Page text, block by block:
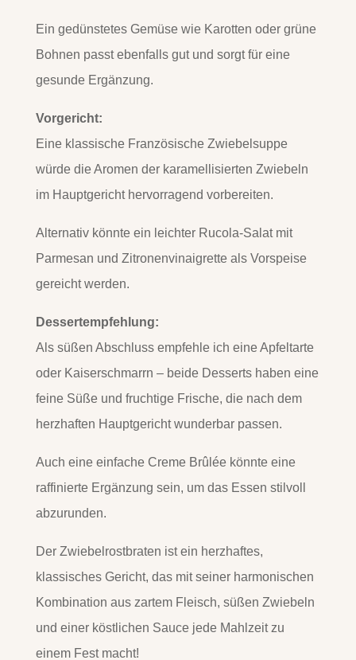
Ein gedünstetes Gemüse wie Karotten oder grüne
Bohnen passt ebenfalls gut und sorgt für eine
gesunde Ergänzung.
Vorgericht:
Eine klassische Französische Zwiebelsuppe
würde die Aromen der karamellisierten Zwiebeln
im Hauptgericht hervorragend vorbereiten.
Alternativ könnte ein leichter Rucola-Salat mit
Parmesan und Zitronenvinaigrette als Vorspeise
gereicht werden.
Dessertempfehlung:
Als süßen Abschluss empfehle ich eine Apfeltarte
oder Kaiserschmarrn – beide Desserts haben eine
feine Süße und fruchtige Frische, die nach dem
herzhaften Hauptgericht wunderbar passen.
Auch eine einfache Creme Brûlée könnte eine
raffinierte Ergänzung sein, um das Essen stilvoll
abzurunden.
Der Zwiebelrostbraten ist ein herzhaftes,
klassisches Gericht, das mit seiner harmonischen
Kombination aus zartem Fleisch, süßen Zwiebeln
und einer köstlichen Sauce jede Mahlzeit zu
einem Fest macht!